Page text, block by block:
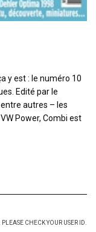
y est : le numéro 10
Edité par le
autres – les
Power, Combi est
CHECK YOUR USER ID.